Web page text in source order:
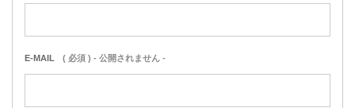
E-MAIL ( 必須 ) - 公開されません -